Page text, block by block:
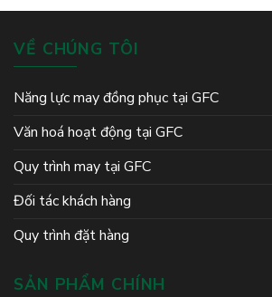
VỀ CHÚNG TÔI
Năng lực may đồng phục tại GFC
Văn hoá hoạt động tại GFC
Quy trình may tại GFC
Đối tác khách hàng
Quy trình đặt hàng
SẢN PHẨM CHÍNH